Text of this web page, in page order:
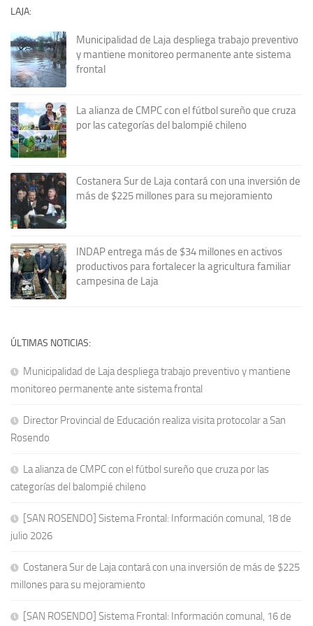
LAJA:
Municipalidad de Laja despliega trabajo preventivo
y mantiene monitoreo permanente ante sistema
frontal
La alianza de CMPC con el fútbol sureño que cruza
por las categorías del balompié chileno
Costanera Sur de Laja contará con una inversión de
más de $225 millones para su mejoramiento
INDAP entrega más de $34 millones en activos
productivos para fortalecer la agricultura familiar
campesina de Laja
ÚLTIMAS NOTICIAS:
Municipalidad de Laja despliega trabajo preventivo y mantiene
monitoreo permanente ante sistema frontal
Director Provincial de Educación realiza visita protocolar a San
Rosendo
La alianza de CMPC con el fútbol sureño que cruza por las
categorías del balompié chileno
[SAN ROSENDO] Sistema Frontal: Información comunal, 18 de
julio 2026
Costanera Sur de Laja contará con una inversión de más de $225
millones para su mejoramiento
[SAN ROSENDO] Sistema Frontal: Información comunal, 16 de